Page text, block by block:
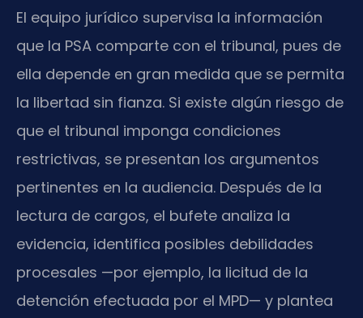
El equipo jurídico supervisa la información
que la PSA comparte con el tribunal, pues de
ella depende en gran medida que se permita
la libertad sin fianza. Si existe algún riesgo de
que el tribunal imponga condiciones
restrictivas, se presentan los argumentos
pertinentes en la audiencia. Después de la
lectura de cargos, el bufete analiza la
evidencia, identifica posibles debilidades
procesales —por ejemplo, la licitud de la
detención efectuada por el MPD— y plantea